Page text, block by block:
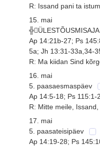
R: Issand pani ta
15. mai
Ap 14:21b-27; Ps
5a; Jh 13:31-33a,34-
R: Ma kiidan Sind
16. mai
5. paasaesmaspäev
Ap 14:5-18; Ps
R: Mitte meile,
17. mai
5. paasateisipäev
Ap 14:19-28; Ps